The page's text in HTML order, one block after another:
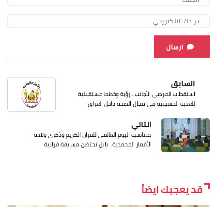
ارسال
السابق
استقطاب المرضى الأجانب.. رؤية وخطط مستقبلية
للعتبة الحسينية في مجال الصحة داخل العراق
التالي
بمناسبة اليوم العالمي للقرآن الكريم وذكرى ولادة
الأقمار المحمدية.. بابل تحتضن مسابقة قرآنية
قد يعجبك ايضاً